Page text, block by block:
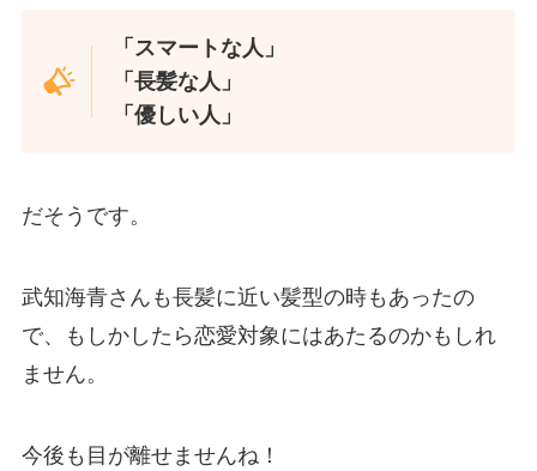
「スマートな人」
「長髪な人」
「優しい人」
だそうです。
武知海青さんも長髪に近い髪型の時もあったの
で、もしかしたら恋愛対象にはあたるのかもしれ
ません。
今後も目が離せませんね！